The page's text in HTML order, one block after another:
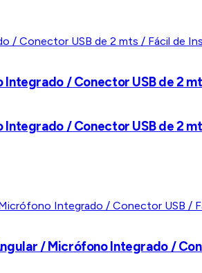
/ Conector USB de 2
/ Conector USB de 2
/ Micrófono Integrado /